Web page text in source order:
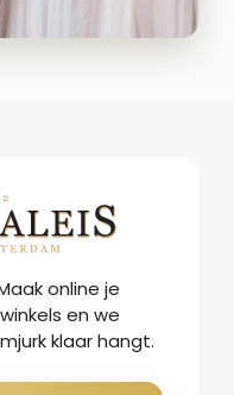
online je
en we
klaar hangt.